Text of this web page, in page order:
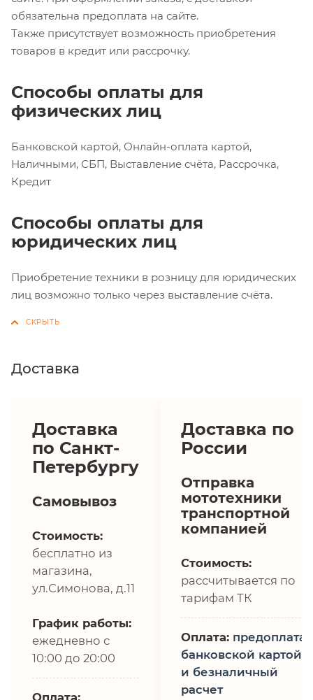
обязательна предоплата на сайте.
Также присутствует возможность приобретения
товаров в кредит или рассрочку.
Способы оплаты для
физических лиц
Банковской картой, Онлайн-оплата картой,
Наличными, СБП, Выставление счёта, Рассрочка,
Кредит
Способы оплаты для
юридических лиц
Приобретение техники в розницу для юридических
лиц возможно только через выставление счёта.
Доставка
Доставка
по Санкт-
Петербургу
Самовывоз
Стоимость:
бесплатно из
магазина,
ул.Симонова, д.11
График работы:
ежедневно с
10:00 до 20:00
Оплата:
Доставка по
России
Отправка
мототехники
транспортной
компанией
Стоимость:
рассчитывается по
тарифам ТК
Оплата: предоплата,
банковской картой
и безналичный
расчет